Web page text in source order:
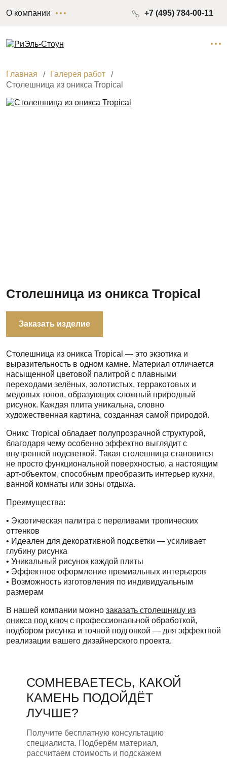
О компании +7 (495) 784-00-11
Главная
Галерея работ
Столешница из оникса Tropical
Столешница из оникса Tropical
Заказать изделие
Столешница из оникса Tropical — это экзотика и
выразительность в одном камне. Материал отличается
насыщенной цветовой палитрой с плавными
переходами зелёных, золотистых, терракотовых и
медовых тонов, образующих сложный природный
рисунок. Каждая плита уникальна, словно
художественная картина, созданная самой природой.
Оникс Tropical обладает полупрозрачной структурой,
благодаря чему особенно эффектно выглядит с
внутренней подсветкой. Такая столешница становится
не просто функциональной поверхностью, а настоящим
арт-объектом, способным преобразить интерьер кухни,
ванной комнаты или зоны отдыха.
Преимущества:
• Экзотическая палитра с переливами тропических
оттенков
• Идеален для декоративной подсветки — усиливает
глубину рисунка
• Уникальный рисунок каждой плиты
• Эффектное оформление премиальных интерьеров
• Возможность изготовления по индивидуальным
размерам
В нашей компании можно заказать столешницу из
оникса под ключ с профессиональной обработкой,
подбором рисунка и точной подгонкой — для эффектной
реализации вашего дизайнерского проекта.
СОМНЕВАЕТЕСЬ, КАКОЙ
КАМЕНЬ ПОДОЙДЁТ
ЛУЧШЕ?
Получите бесплатную консультацию
специалиста. Подберём материал,
рассчитаем стоимость и подскажем